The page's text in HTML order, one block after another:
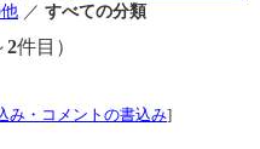
／ すべての分類
2件目）
み・コメントの書込み]